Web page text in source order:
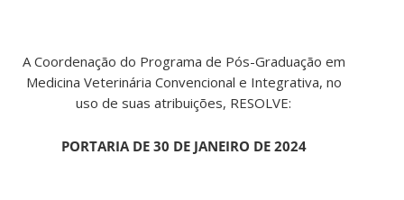
A Coordenação do Programa de Pós-Graduação em
Medicina Veterinária Convencional e Integrativa, no
uso de suas atribuições, RESOLVE:
PORTARIA DE 30 DE JANEIRO DE 2024